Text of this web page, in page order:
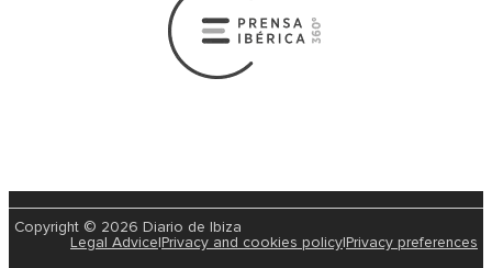
Copyright © 2026 Diario de Ibiza
Legal Advice|Privacy and cookies policy|Privacy preferences